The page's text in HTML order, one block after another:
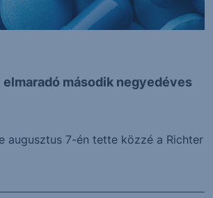
második negyedéves
augusztus 7-én tette közzé a Richter